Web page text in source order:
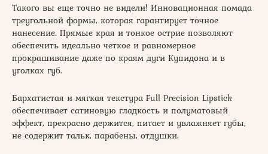
Такого вы еще точно не видели! Инновационная помада
треугольной формы, которая гарантирует точное
нанесение. Прямые края и тонкое острие позволяют
обеспечить идеально четкое и равномерное
прокрашивание даже по краям дуги Купидона и в
уголках губ.
Бархатистая и мягкая текстура Full Precision Lipstick
обеспечивает сатиновую гладкость и полуматовый
эффект, прекрасно держится, питает и увлажняет губы,
не содержит тальк, парабены, отдушки.